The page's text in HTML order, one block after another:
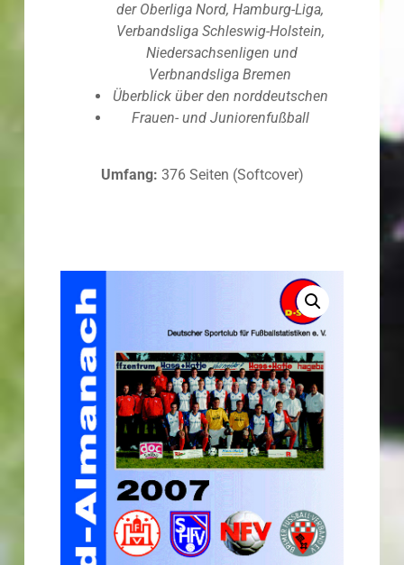
der Oberliga Nord, Hamburg-Liga,
Verbandsliga Schleswig-Holstein,
Niedersachsenligen und
Verbnandsliga Bremen
Überblick über den norddeutschen
Frauen- und Juniorenfußball
Umfang: 376 Seiten (Softcover)